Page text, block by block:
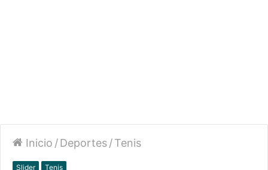
Inicio /Deportes/Tenis
Slider Tenis